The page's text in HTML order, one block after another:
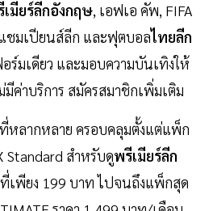
เมียร์ลีกอังกฤษ, เอฟเอ คัพ, FIFA
ชมเปียนส์ลีก และฟุตบอลไทยลีก
มเดียว และมอบความบันเทิงให้
ค่าบริการ สมัครสมาชิกเพิ่มเติม
หลากหลาย ครอบคลุมตั้งแต่แพ็ก
Standard สำหรับดูพรีเมียร์ลีก
เพียง 199 บาท ไปจนถึงแพ็กสุด